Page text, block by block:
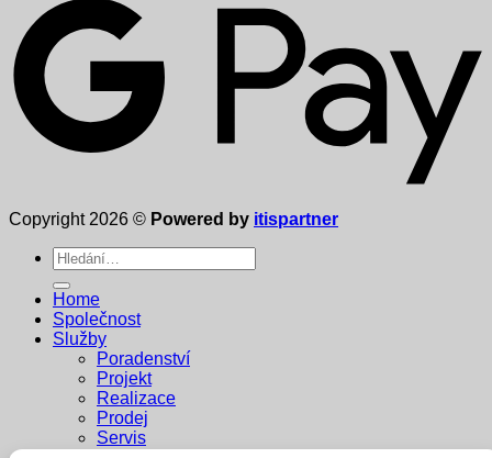
Copyright 2026 © Powered by itispartner
Hledat:
Home
Společnost
Služby
Poradenství
Projekt
Realizace
Prodej
Servis